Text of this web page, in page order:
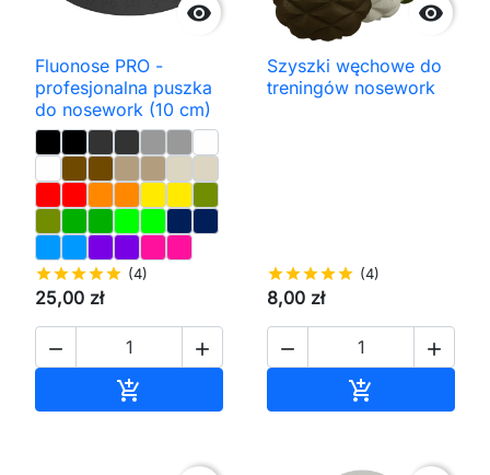

Fluonose PRO -
profesjonalna puszka
do nosework (10 cm)
starstarstarstarstar (4)
25,00 zł
 


Szyszki węchowe do
treningów nosework
starstarstarstarstar (4)
8,00 zł
 
